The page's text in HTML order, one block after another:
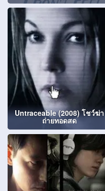
Untraceable (2008) โชว์ฆ่า
ถ่ายทอดสด